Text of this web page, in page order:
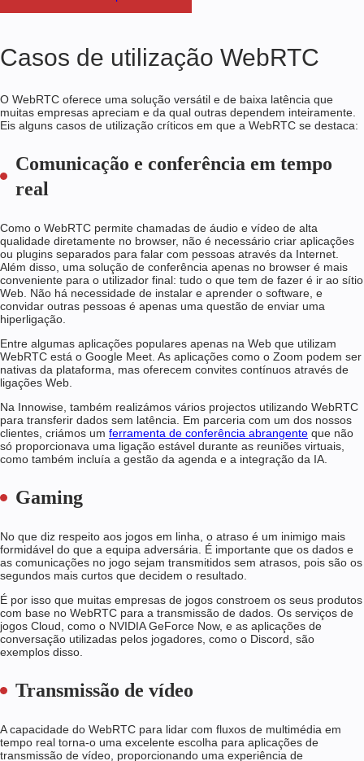
Casos de utilização WebRTC
O WebRTC oferece uma solução versátil e de baixa latência que
muitas empresas apreciam e da qual outras dependem inteiramente.
Eis alguns casos de utilização críticos em que a WebRTC se destaca:
Comunicação e conferência em tempo
real
Como o WebRTC permite chamadas de áudio e vídeo de alta
qualidade diretamente no browser, não é necessário criar aplicações
ou plugins separados para falar com pessoas através da Internet.
Além disso, uma solução de conferência apenas no browser é mais
conveniente para o utilizador final: tudo o que tem de fazer é ir ao sítio
Web. Não há necessidade de instalar e aprender o software, e
convidar outras pessoas é apenas uma questão de enviar uma
hiperligação.
Entre algumas aplicações populares apenas na Web que utilizam
WebRTC está o Google Meet. As aplicações como o Zoom podem ser
nativas da plataforma, mas oferecem convites contínuos através de
ligações Web.
Na Innowise, também realizámos vários projectos utilizando WebRTC
para transferir dados sem latência. Em parceria com um dos nossos
clientes, criámos um ferramenta de conferência abrangente que não
só proporcionava uma ligação estável durante as reuniões virtuais,
como também incluía a gestão da agenda e a integração da IA.
Gaming
No que diz respeito aos jogos em linha, o atraso é um inimigo mais
formidável do que a equipa adversária. É importante que os dados e
as comunicações no jogo sejam transmitidos sem atrasos, pois são os
segundos mais curtos que decidem o resultado.
É por isso que muitas empresas de jogos constroem os seus produtos
com base no WebRTC para a transmissão de dados. Os serviços de
jogos Cloud, como o NVIDIA GeForce Now, e as aplicações de
conversação utilizadas pelos jogadores, como o Discord, são
exemplos disso.
Transmissão de vídeo
A capacidade do WebRTC para lidar com fluxos de multimédia em
tempo real torna-o uma excelente escolha para aplicações de
transmissão de vídeo, proporcionando uma experiência de